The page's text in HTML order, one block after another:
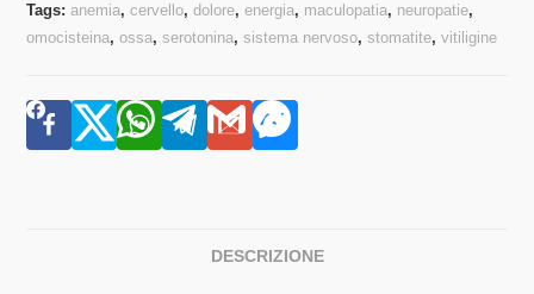
Tags:anemia,cervello,dolore,energia, maculopatia, neuropatie,
omocisteina,ossa,serotonina,sistema nervoso,stomatite,vitiligine
DESCRIZIONE